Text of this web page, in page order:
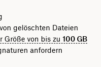
gelöschten Dateien
Größe von bis zu 100 GB
anfordern